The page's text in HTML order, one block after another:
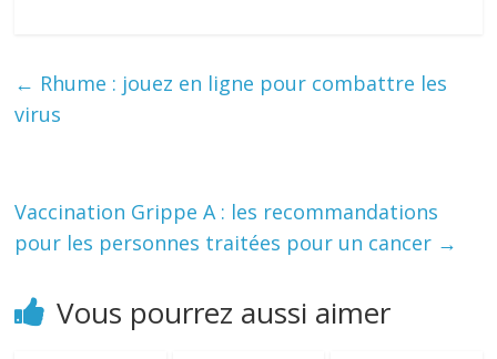
← Rhume : jouez en ligne pour combattre les
virus
Vaccination Grippe A : les recommandations
pour les personnes traitées pour un cancer →
Vous pourrez aussi aimer